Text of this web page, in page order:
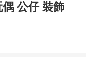
公仔 裝飾